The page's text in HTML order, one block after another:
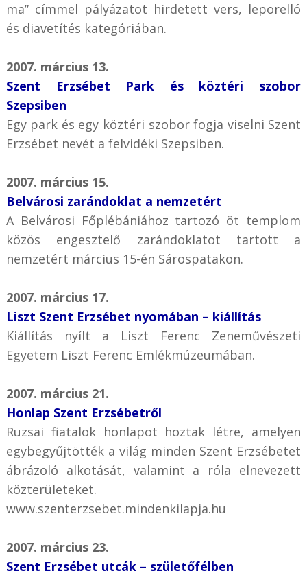
ma” címmel pályázatot hirdetett vers, leporelló
és diavetítés kategóriában.
2007. március 13.
Szent Erzsébet Park és köztéri szobor
Szepsiben
Egy park és egy köztéri szobor fogja viselni Szent
Erzsébet nevét a felvidéki Szepsiben.
2007. március 15.
Belvárosi zarándoklat a nemzetért
A Belvárosi Főplébániához tartozó öt templom
közös engesztelő zarándoklatot tartott a
nemzetért március 15-én Sárospatakon.
2007. március 17.
Liszt Szent Erzsébet nyomában – kiállítás
Kiállítás nyílt a Liszt Ferenc Zeneművészeti
Egyetem Liszt Ferenc Emlékmúzeumában.
2007. március 21.
Honlap Szent Erzsébetről
Ruzsai fiatalok honlapot hoztak létre, amelyen
egybegyűjtötték a világ minden Szent Erzsébetet
ábrázoló alkotását, valamint a róla elnevezett
közterületeket.
www.szenterzsebet.mindenkilapja.hu
2007. március 23.
Szent Erzsébet utcák – születőfélben